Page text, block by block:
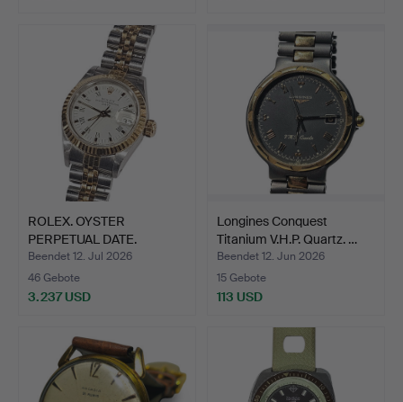
ROLEX. OYSTER
PERPETUAL DATE.
Damenuhr aus…
Beendet 12. Jul 2026
46 Gebote
3.237 USD
Longines Conquest
Titanium V.H.P. Quartz. …
Beendet 12. Jun 2026
15 Gebote
113 USD